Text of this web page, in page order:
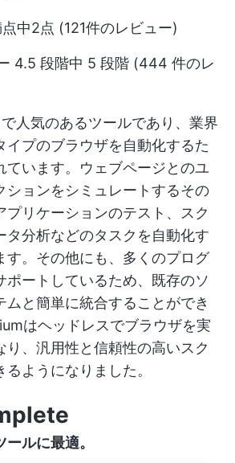
中2点 (121件のレビュー)
4.5 段階中 5 段階 (444 件のレ
人気のあるツールであり、業界
イプのブラウザを自動化するた
ています。ウェブページとのユ
ションをシミュレートするその
プリケーションのテスト、スク
タ分析などのタスクを自動化す
す。その他にも、多くのプログ
ポートしているため、既存のソ
ムと簡単に統合することができ
はヘッドレスでブラウザを実
り、汎用性と信頼性の高いスク
ようになりました。
ルに最適。